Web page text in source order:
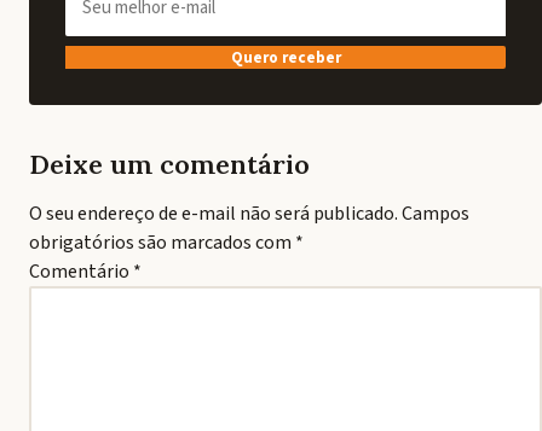
Quero receber
Deixe um comentário
O seu endereço de e-mail não será publicado.Campos
obrigatórios são marcados com *
Comentário *